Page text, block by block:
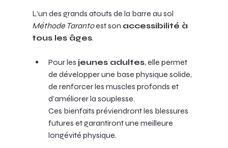
L’un des grands atouts de la barre au sol
Méthode Taranto est son accessibilité à
tous les âges.
Pour les jeunes adultes, elle permet
de développer une base physique solide,
de renforcer les muscles profonds et
d’améliorer la souplesse.
Ces bienfaits préviendront les blessures
futures et garantiront une meilleure
longévité physique.